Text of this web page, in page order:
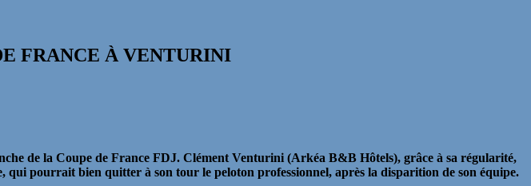
FRANCE À VENTURINI
de la Coupe de France FDJ. Clément Venturini (Arkéa B&B Hôtels), grâce à sa régularité,
pourrait bien quitter à son tour le peloton professionnel, après la disparition de son équipe.